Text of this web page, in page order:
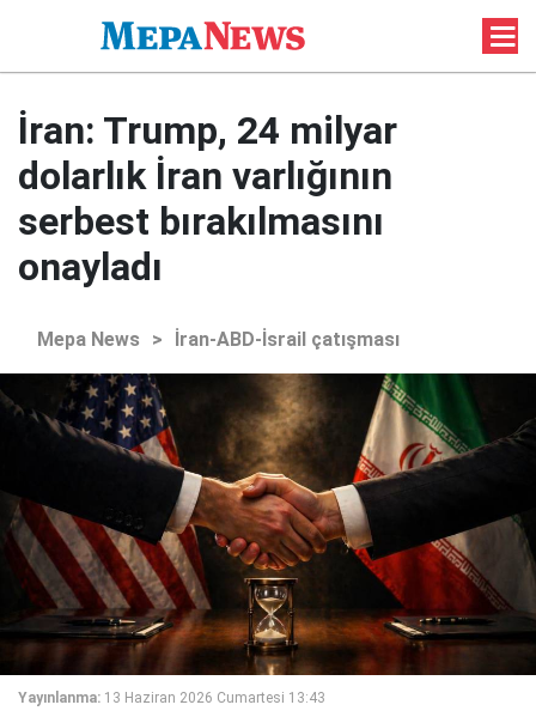
İran: Trump, 24 milyar
dolarlık İran varlığının
serbest bırakılmasını
onayladı
Mepa News > İran-ABD-İsrail çatışması
Yayınlanma: 13 Haziran 2026 Cumartesi 13:43